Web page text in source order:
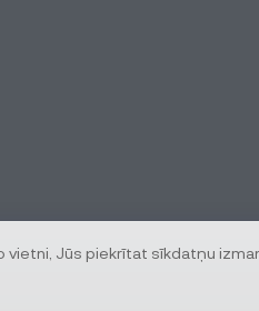
Jūs piekrītat sīkdatņu